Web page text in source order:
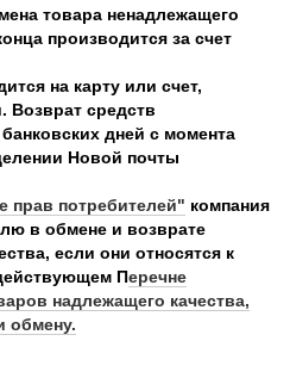
товара ненадлежащего
производится за счет
на карту или счет,
Возврат средств
дней с момента
Новой почты
прав потребителей" компания
в обмене и возврате
если они относятся к
Перечне
надлежащего качества,
обмену.